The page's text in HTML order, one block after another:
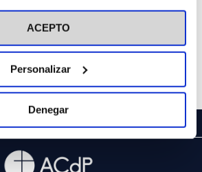
de Cookies
ACEPTO
Personalizar
Denegar